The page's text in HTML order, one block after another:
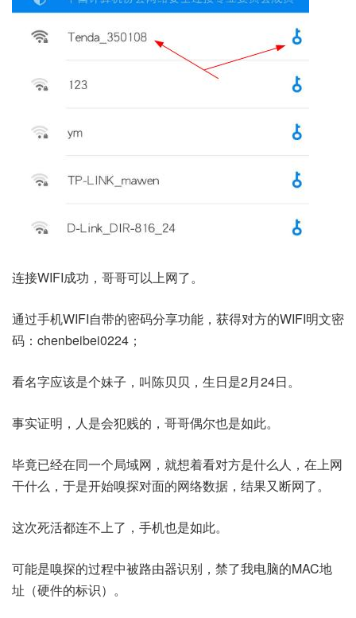
连接WIFI成功，哥哥可以上网了。
通过手机WIFI自带的密码分享功能，获得对方的WIFI明文密
码：chenbeibei0224；
看名字应该是个妹子，叫陈贝贝，生日是2月24日。
事实证明，人是会犯贱的，哥哥偶尔也是如此。
毕竟已经在同一个局域网，就想着看对方是什么人，在上网
干什么，于是开始嗅探对面的网络数据，结果又断网了。
这次死活都连不上了，手机也是如此。
可能是嗅探的过程中被路由器识别，禁了我电脑的MAC地
址（硬件的标识）。